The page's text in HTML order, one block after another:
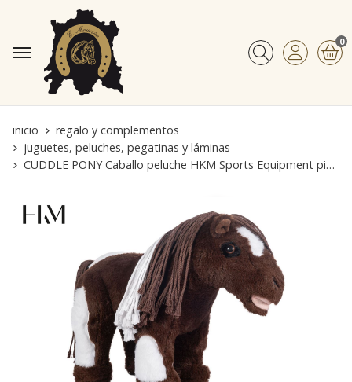
Buscar
0
inicio
regalo y complementos
juguetes, peluches, pegatinas y láminas
CUDDLE PONY Caballo peluche HKM Sports Equipment pinto marrón/blanco